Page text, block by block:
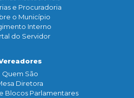
e Procuradoria
o Município
Interno
do Servidor
Quem São
Diretora
Blocos Parlamentares